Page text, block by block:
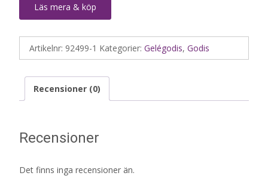
Läs mera & köp
Artikelnr: 92499-1 Kategorier: Gelégodis, Godis
Recensioner (0)
Recensioner
Det finns inga recensioner än.